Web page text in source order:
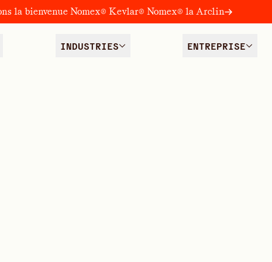
la bienvenue Nomex® Kevlar® Nomex® la Arclin
INDUSTRIES ENTREPRISE